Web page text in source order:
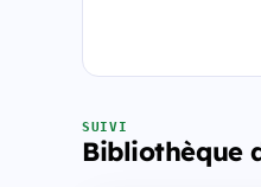
SUIVI
Bibliothèque